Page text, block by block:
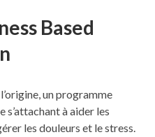
Based
un programme
s’attachant à aider les
les douleurs et le stress.